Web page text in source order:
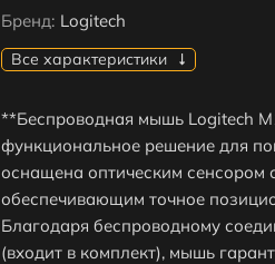
Бренд: Logitech
Все характеристики
**Беспроводная мышь Logitech
функциональное решение для
оснащена оптическим сенсором
обеспечивающим точное
Благодаря беспроводному
(входит в комплект), мышь